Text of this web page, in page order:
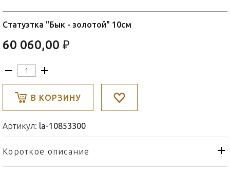
Статуэтка "Бык - золотой" 10см
60 060,00 ₽
В КОРЗИНУ
Артикул: la-10853300
Короткое описание